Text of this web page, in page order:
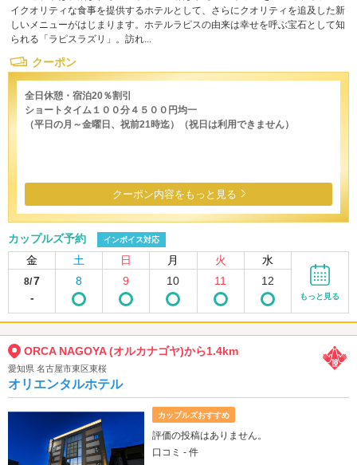
イクオリティな食事を提供するホテルとして、さらにクオリティを追及した新
しいメニューがはじまります。ホテルラピスの由来は幸せを呼ぶ宝石として知
られる「ラピスラズリ」。訪れ...
クーポン
全日休憩・宿泊20％割引
ショートタイム１００分４５００円均一
（平日の月～金曜日、祝前21時迄）（祝日は利用できません）
クーポン内容をもっと見る
カップルズ予約 インボイス対応
金 土 日 月 火 水
8/7
-
8 9 10 11 12
もっと見る
ORCA NAGOYA (オルカナゴヤ)から1.4km
愛知県 名古屋市東区東桜
オリエンタルホテル
カップルズおすすめ
評価の投稿はありません。
口コミ - 件